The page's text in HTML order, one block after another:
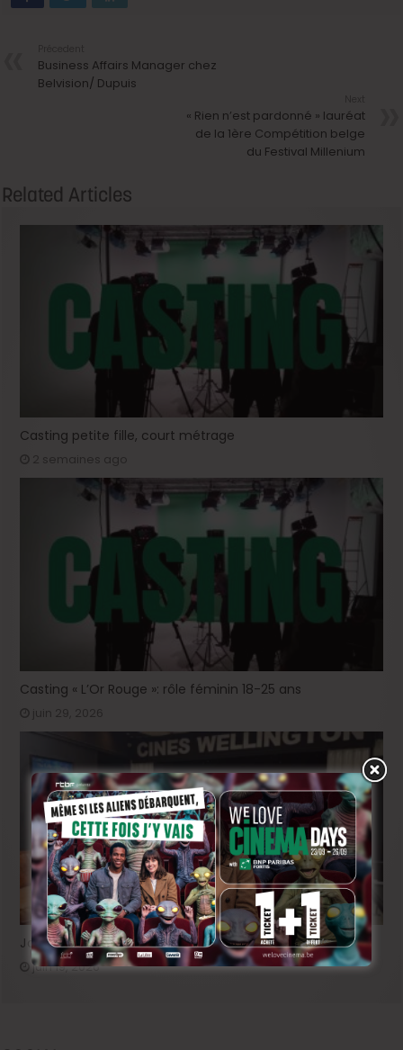
Business Affairs Manager chez
Belvision/ Dupuis
« Rien n’est pardonné » lauréat
de la 1ère Compétition belge
du Festival Millenium
Related Articles
Casting petite fille, court métrage
2 semaines ago
Casting « L’Or Rouge »: rôle féminin 18-25 ans
juin 29, 2026
Job étudiant au Cinés Wellington
juin 19, 2026